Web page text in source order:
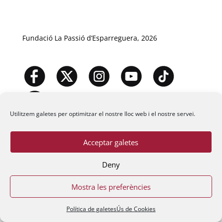
Utilitzem galetes per optimitzar el nostre lloc web i el nostre servei.
Acceptar galetes
Deny
Mostra les preferències
Política de galetesÚs de Cookies
Fundació La Passió d’Esparreguera, 2026